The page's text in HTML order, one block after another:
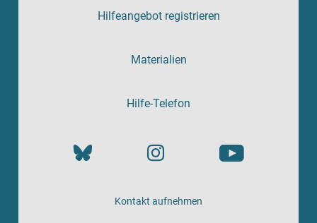
Hilfeangebot registrieren
Materialien
Hilfe-Telefon
Kontakt aufnehmen